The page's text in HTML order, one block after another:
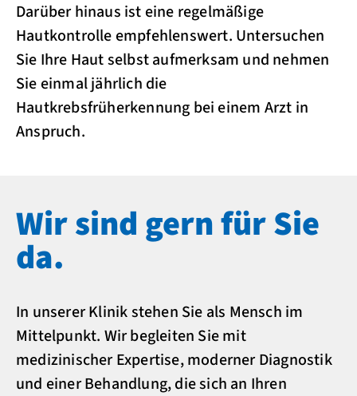
Darüber hinaus ist eine regelmäßige
Hautkontrolle empfehlenswert. Untersuchen
Sie Ihre Haut selbst aufmerksam und nehmen
Sie einmal jährlich die
Hautkrebsfrüherkennung bei einem Arzt in
Anspruch.
Wir sind gern für Sie
da.
In unserer Klinik stehen Sie als Mensch im
Mittelpunkt. Wir begleiten Sie mit
medizinischer Expertise, moderner Diagnostik
und einer Behandlung, die sich an Ihren